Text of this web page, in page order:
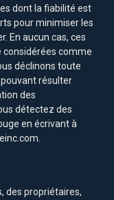
dont la fiabilité est
pour minimiser les
En aucun cas, ces
comme
déclinons toute
résulter
des
détectez des
en écrivant à
des propriétaires,